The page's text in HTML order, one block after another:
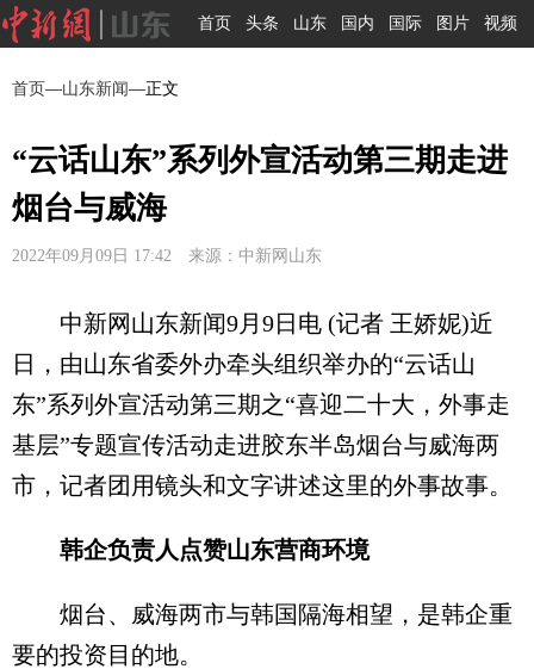
首页 头条 山东 国内 国际 图片 视频
首页—山东新闻—正文
“云话山东”系列外宣活动第三期走进
烟台与威海
2022年09月09日 17:42 来源：中新网山东
中新网山东新闻9月9日电 (记者 王娇妮)近
日，由山东省委外办牵头组织举办的“云话山
东”系列外宣活动第三期之“喜迎二十大，外事走
基层”专题宣传活动走进胶东半岛烟台与威海两
市，记者团用镜头和文字讲述这里的外事故事。
韩企负责人点赞山东营商环境
烟台、威海两市与韩国隔海相望，是韩企重
要的投资目的地。